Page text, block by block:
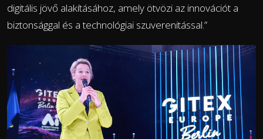
digitális jövő alakításához, amely ötvözi az innovációt a
biztonsággal és a technológiai szuverenitással.”